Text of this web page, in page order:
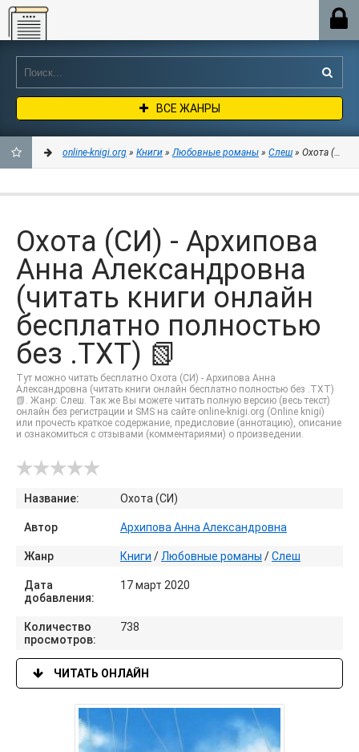
Online-knigi.org
ВСЕ ЖАНРЫ
ЗАКЛАДКИ
online-knigi.org » Книги »Любовные романы » Слеш » Охота (СИ) -
Охота (СИ) - Архипова
Анна Александровна
(читать книги онлайн
бесплатно полностью
без .TXT) 📗
Тут можно читать бесплатно Охота (СИ) - Архипова Анна
Александровна (читать книги онлайн бесплатно полностью без .TXT)
📗. Жанр: Слеш. Так же Вы можете читать полную версию (весь текст)
онлайн без регистрации и SMS на сайте online-knigi.org (Online knigi)
или прочесть краткое содержание, предисловие (аннотацию), описание
и ознакомиться с отзывами (комментариями) о произведении.
Название: Охота (СИ)
Автор Архипова Анна Александровна
Жанр Книги / Любовные романы /Слеш
Дата
добавления:
17 март 2020
Количество
просмотров:
738
ЧИТАТЬ ОНЛАЙН